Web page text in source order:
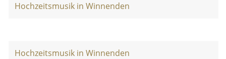
Hochzeitsmusik in Winnenden
Hochzeitsmusik in Winnenden